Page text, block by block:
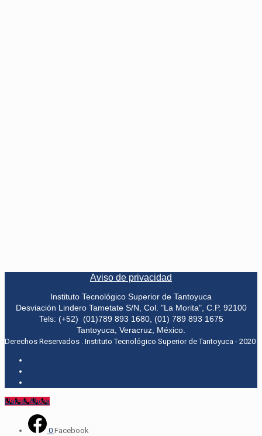
Aviso de privacidad
Instituto Tecnológico Superior de Tantoyuca
Desviación Lindero Tametate S/N, Col. "La Morita", C.P. 92100
Tels: (+52) (01)789 893 1680, (01) 789 893 1675
Tantoyuca, Veracruz, México.
Derechos Reservados . Instituto Tecnológico Superior de Tantoyuca - 2020
Llamar Ahora
0 Facebook